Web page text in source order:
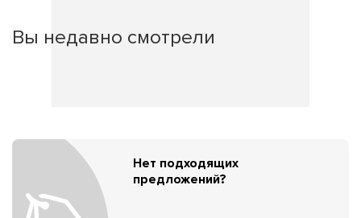
Вы недавно смотрели
Нет подходящих
предложений?